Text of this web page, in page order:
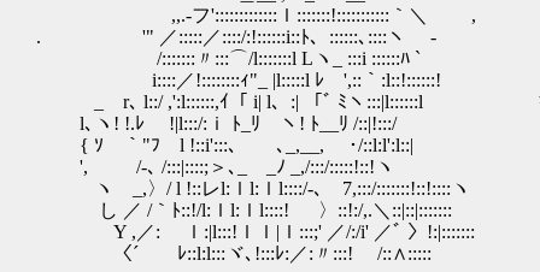
,,.-フ':::::::::::::ｌ:::::::!:::::::::::｀＼ ,
. '" ／:::::／::::/:!::::::i::ﾄ、::::::､::::ヽ -
/:::::::〃:::⌒/l:::::::l Lヽ_ :::i ::::::ﾊ `
i::::／!::::::::ｨ"_ |l:::::l ﾚ ',::｀:l::!::::::!
_ r､ l::/ ,':l::::::,ｲ「 i| l、:| 「ﾞ ﾐヽ:::|l::::::l
l､ヽ! !.ﾚ !|l:::/:ｉ ﾄ_ﾘ ヽ! ﾄ__ﾘ /::|!:::/
{ ｿ ｀"ﾌ l !::i':::､ ､_,__, ･/::l:l':l::|
', /-､ /:::|::::;＞､_ゝ_ﾉ _,/:::/:::::!::!ヽ
ヽ _,〉/ l !::レl:ｌl:ｌl::::/-､ 7,:::/:::::::!::!::::ヽ
し ／ /｀ﾄ::!/l:ｌl:ｌl::::! 〉::!:/,.＼::|::|:::::::
Y ,／: ｌ:|l:::!ｌｌ|ｌ:::;' ／/:/i' ／ﾞ 〉!:|:::::::
〈´ ﾚ::l:l:::ヾ､!:::ﾚ:／:〃:::! /::∧:::::